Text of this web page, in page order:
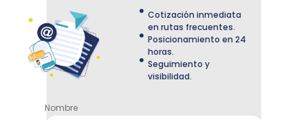
Cotización inmediata
en rutas frecuentes.
Posicionamiento en 24
horas.
Seguimiento y
visibilidad.
Nombre